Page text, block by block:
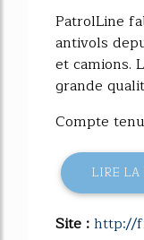
PatrolLine
antivols
et camions.
grande
Compte
LIRE LA
Site :http://